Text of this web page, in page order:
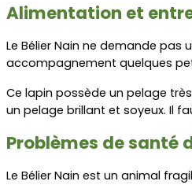
Alimentation et
Le Bélier Nain ne demande
accompagnement quelques
Ce lapin possède un pelage
un pelage brillant et soyeux. Il
Problèmes de santé
Le Bélier Nain est un animal